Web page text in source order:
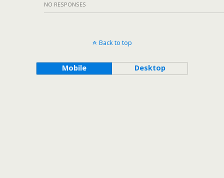
NO RESPONSES
Back to top
Mobile Desktop